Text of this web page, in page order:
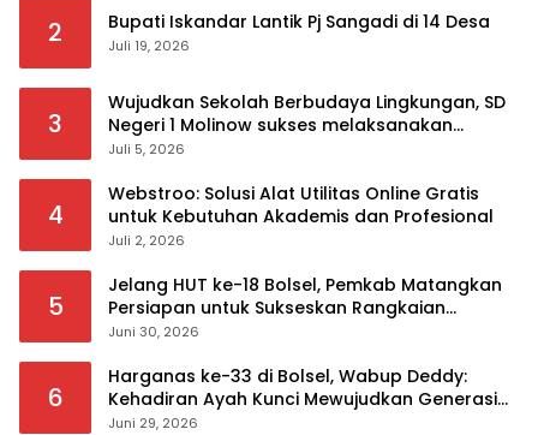
2 Bupati Iskandar Lantik Pj Sangadi di 14 Desa
Juli 19, 2026
3
Wujudkan Sekolah Berbudaya Lingkungan, SD
Negeri 1 Molinow sukses melaksanakan
serangkaian kegiatan Kampanye dan
Juli 5, 2026
4
Webstroo: Solusi Alat Utilitas Online Gratis
untuk Kebutuhan Akademis dan Profesional
Juli 2, 2026
5
Jelang HUT ke-18 Bolsel, Pemkab Matangkan
Persiapan untuk Sukseskan Rangkaian
Peringatan
Juni 30, 2026
6
Harganas ke-33 di Bolsel, Wabup Deddy:
Kehadiran Ayah Kunci Mewujudkan Generasi
Berkualitas
Juni 29, 2026